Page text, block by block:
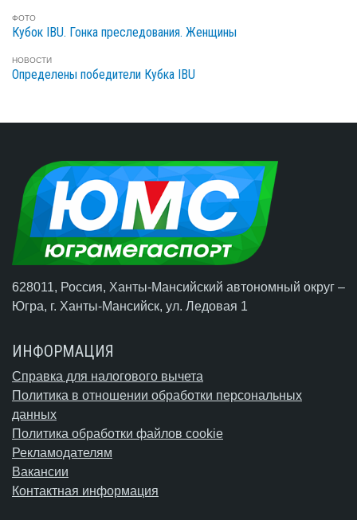
ФОТО
Кубок IBU. Гонка преследования. Женщины
НОВОСТИ
Определены победители Кубка IBU
628011, Россия, Ханты-Мансийский автономный округ –
Югра, г. Ханты-Мансийск, ул. Ледовая 1
ИНФОРМАЦИЯ
Справка для налогового вычета
Политика в отношении обработки персональных
данных
Политика обработки файлов cookie
Рекламодателям
Вакансии
Контактная информация